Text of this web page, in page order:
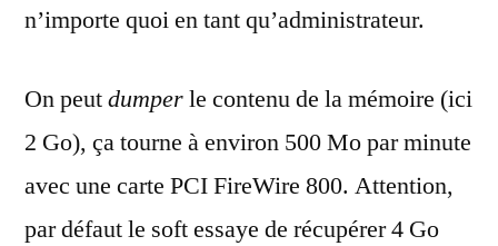
n’importe quoi en tant qu’administrateur.
On peutdumperle contenu de la mémoire (ici
2 Go), ça tourne à environ 500 Mo par minute
avec une carte PCI FireWire 800. Attention,
par défaut le soft essaye de récupérer 4 Go